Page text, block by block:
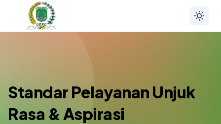
Standar Pelayanan Unjuk
Rasa & Aspirasi